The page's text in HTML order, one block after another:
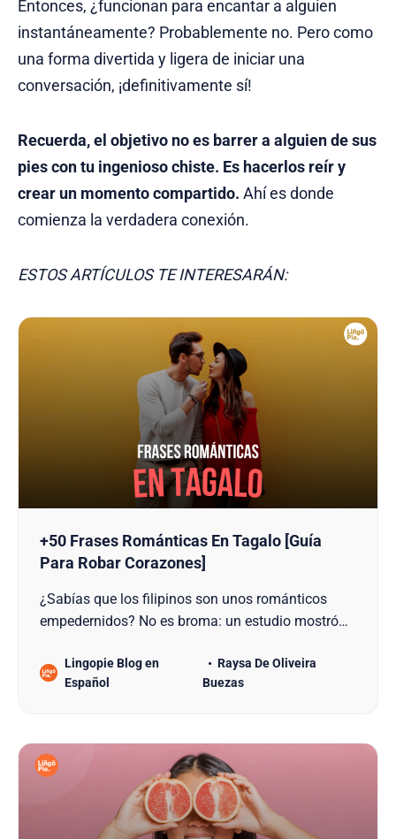
Entonces, ¿funcionan para encantar a alguien
instantáneamente? Probablemente no. Pero como
una forma divertida y ligera de iniciar una
conversación, ¡definitivamente sí!
Recuerda, el objetivo no es barrer a alguien de sus
pies con tu ingenioso chiste. Es hacerlos reír y
crear un momento compartido. Ahí es donde
comienza la verdadera conexión.
ESTOS ARTÍCULOS TE INTERESARÁN:
+50 Frases Románticas En Tagalo [Guía
Para Robar Corazones]
¿Sabías que los filipinos son unos románticos
empedernidos? No es broma: un estudio mostró
amor a sus parejas que otros asiáticos. Esta
actitud abierta y afectuosa podría ser inspiradora
Lingopie Blog en
Español
Raysa De Oliveira
Buezas